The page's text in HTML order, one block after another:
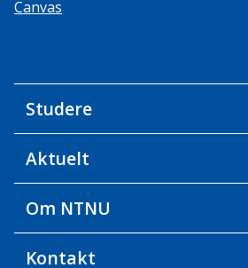
Canvas
Studere
Aktuelt
Om NTNU
Kontakt